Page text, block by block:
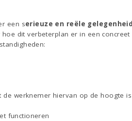
een serieuze en reële gelegenheid
dit verbeterplan er in een
werknemer hiervan op de hoogte
functioneren